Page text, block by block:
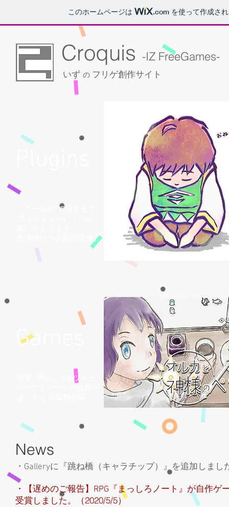
このホームページは .com を使って作成さ
Croquis -IZ FreeGames-
いず の フリゲ創作サイト
・ツクールMVで使える？
・危険物につき取扱注意。
Games
・放置×RPGとコタツゲー
News
・Galleryに『跳ね橋（キャラチップ）』を追加しまし
・【遅めのご報告】RPG『まっしろノート』が自作ゲ
受賞しました。（ 2020/5/5）